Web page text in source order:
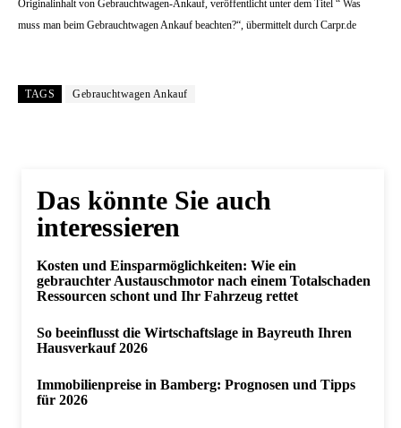
Originalinhalt von Gebrauchtwagen-Ankauf, veröffentlicht unter dem Titel “ Was
muss man beim Gebrauchtwagen Ankauf beachten?“, übermittelt durch Carpr.de
TAGS Gebrauchtwagen Ankauf
Das könnte Sie auch
interessieren
Kosten und Einsparmöglichkeiten: Wie ein
gebrauchter Austauschmotor nach einem Totalschaden
Ressourcen schont und Ihr Fahrzeug rettet
So beeinflusst die Wirtschaftslage in Bayreuth Ihren
Hausverkauf 2026
Immobilienpreise in Bamberg: Prognosen und Tipps
für 2026